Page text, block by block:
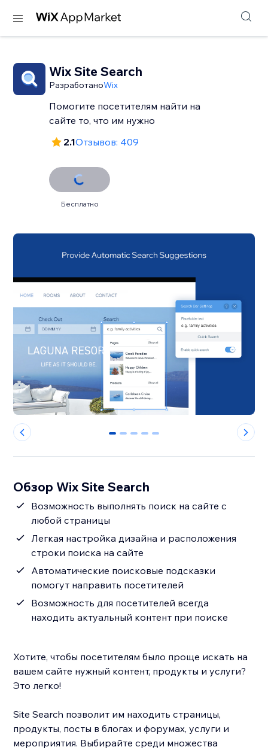
Wix Site Search
РазработаноWix
Помогите посетителям найти на
2.1Отзывов: 409
Бесплатно
0 1 2 3 4
Обзор Wix Site Search
Возможность выполнять поиск на сайте с
любой страницы
Легкая настройка дизайна и расположения
строки поиска на сайте
Автоматические поисковые подсказки
помогут направить посетителей
Возможность для посетителей всегда
находить актуальный контент при поиске
Хотите, чтобы посетителям было проще искать на
вашем сайте нужный контент, продукты и услуги?
Это легко!
Site Search позволит им находить страницы,
продукты, посты в блогах и форумах, услуги и
мероприятия. Выбирайте среди множества